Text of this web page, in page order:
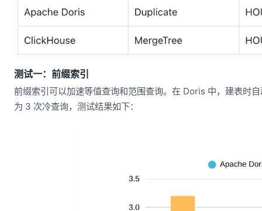
测试一：前缀索引
前缀索引可以加速等值查询和范围查询。在 Doris 中，建表时
为 3 次冷查询，测试结果如下：